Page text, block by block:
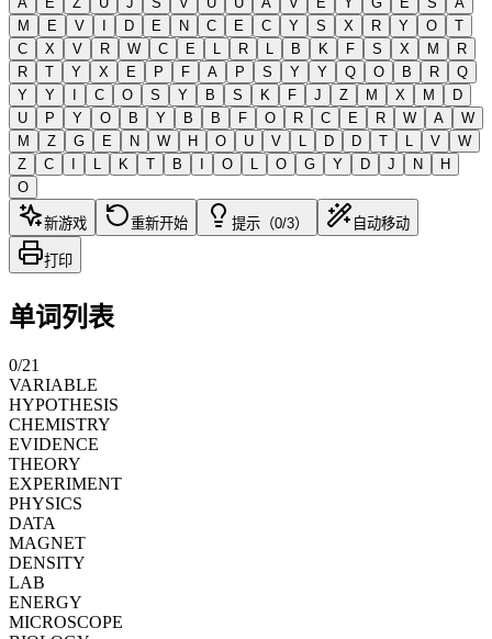
M
E V I D E N C E C Y S X R Y O
T
C
X V R W C E L R L B K F S X M
R
R
T Y X E P F A P S Y Y Q O B R
Q
Y
Y I C O S Y B S K F J Z M X M
D
U
P Y O B Y B B F O R C E R W A
W
M
Z G E N W H O U V L D D T L V
W
Z
C I L K T B I O L O G Y D J N
H
O
新游戏 重新开始 提示（0/3） 自动移动
打印
单词列表
0/21
VARIABLE
HYPOTHESIS
CHEMISTRY
EVIDENCE
THEORY
EXPERIMENT
PHYSICS
DATA
MAGNET
DENSITY
LAB
ENERGY
MICROSCOPE